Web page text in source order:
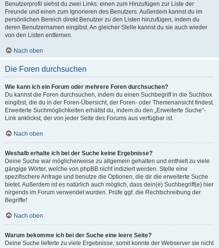
Benutzerprofil siehst du zwei Links: einen zum Hinzufügen zur Liste der
Freunde und einen zum Ignorieren des Benutzers. Außerdem kannst du im
persönlichen Bereich direkt Benutzer zu den Listen hinzufügen, indem du
deren Benutzernamen eingibst. An gleicher Stelle kannst du sie auch wieder
von den Listen entfernen.
Nach oben
Die Foren durchsuchen
Wie kann ich ein Forum oder mehrere Foren durchsuchen?
Du kannst die Foren durchsuchen, indem du einen Suchbegriff in die Suchbox
eingibst, die du in der Foren-Übersicht, der Foren- oder Themenansicht findest.
Erweiterte Suchmöglichkeiten erhältst du, indem du den „Erweiterte Suche“-
Link anklickst, der von jeder Seite des Forums aus verfügbar ist.
Nach oben
Weshalb erhalte ich bei der Suche keine Ergebnisse?
Deine Suche war möglicherweise zu allgemein gehalten und enthielt zu viele
gängige Wörter, welche von phpBB nicht indiziert werden. Stelle eine
spezifischere Anfrage und benutze die Optionen, die dir die erweiterte Suche
bietet. Außerdem ist es natürlich auch möglich, dass dein(e) Suchbegriff(e) hier
nirgends im Forum verwendet wurden. Prüfe ggf. die Rechtschreibung der
Begriffe!
Nach oben
Warum bekomme ich bei der Suche eine leere Seite?
Deine Suche lieferte zu viele Ergebnisse, somit konnte der Webserver sie nicht